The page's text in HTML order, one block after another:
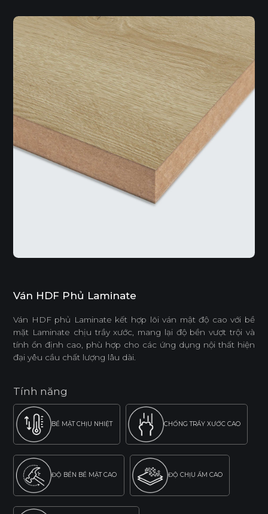
Ván HDF Phủ Laminate
Ván HDF phủ Laminate kết hợp lõi ván mật độ cao với bề
mặt Laminate chịu trầy xước, mang lại độ bền vượt trội và
tính ổn định cao, phù hợp cho các ứng dụng nội thất hiện
đại yêu cầu chất lượng lâu dài.
Tính năng
BỀ MẶT CHỊU NHIỆT CHỐNG TRẦY XƯỚC CAO
ĐỘ BỀN BỀ MẶT CAO ĐỘ CHỊU ẨM CAO